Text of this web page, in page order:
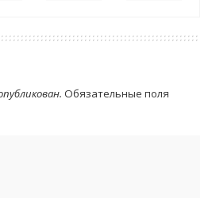
Обязательные поля